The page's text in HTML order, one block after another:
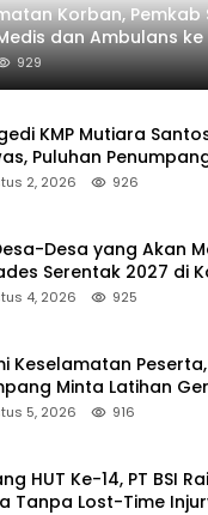
Korban, Pemkab
dan Ambulans
929
KMP Mutiara
Puluhan
2, 2026 926
Desa yang Akan
Serentak 2027 di
4, 2026 925
Keselamatan
Minta Latihan
Aman
5, 2026 916
HUT Ke-14, PT BSI
Tanpa Lost-Time